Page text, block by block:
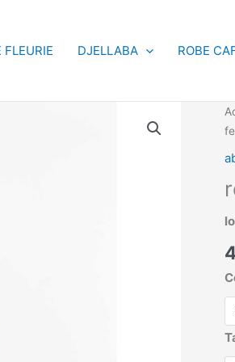
FLEURIE DJELLABA ROBE